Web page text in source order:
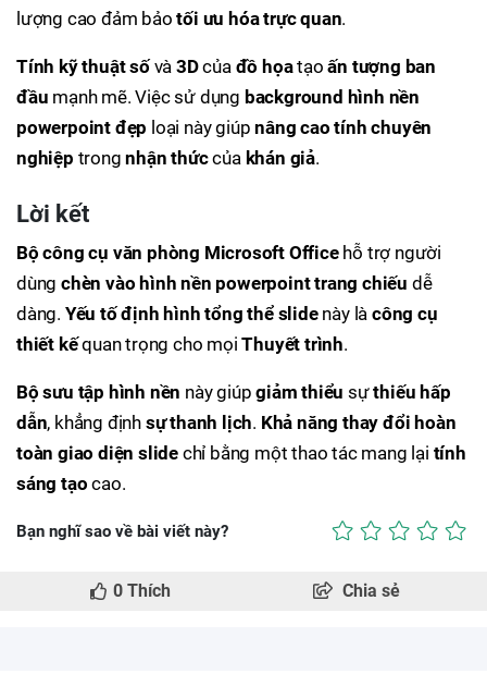
lượng cao đảm bảotối ưu hóa trực quan.
Tính kỹ thuật sốvà3Dcủa đồ họatạoấn tượng ban
đầu mạnh mẽ. Việc sử dụng background hình nền
powerpoint đẹp loại này giúpnâng cao tính chuyên
nghiệp trongnhận thứccủa khán giả.
Lời kết
Bộ công cụ văn phòng Microsoft Officehỗ trợ người
dùng chèn vào hình nền powerpoint trang chiếu dễ
dàng. Yếu tố định hình tổng thể slidenày làcông cụ
thiết kếquan trọng cho mọiThuyết trình.
Bộ sưu tập hình nền này giúpgiảm thiểu sựthiếu hấp
dẫn, khẳng định sự thanh lịch. Khả năng thay đổi hoàn
toàn giao diện slide chỉ bằng một thao tác mang lại tính
sáng tạo cao.
Bạn nghĩ sao về bài viết này?
0 Thích Chia sẻ